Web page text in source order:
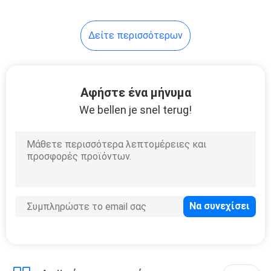
12V 24V μπαταρία
μπαταριών λίθιου
Δείτε περισσότερων
Αφήστε ένα μήνυμα
We bellen je snel terug!